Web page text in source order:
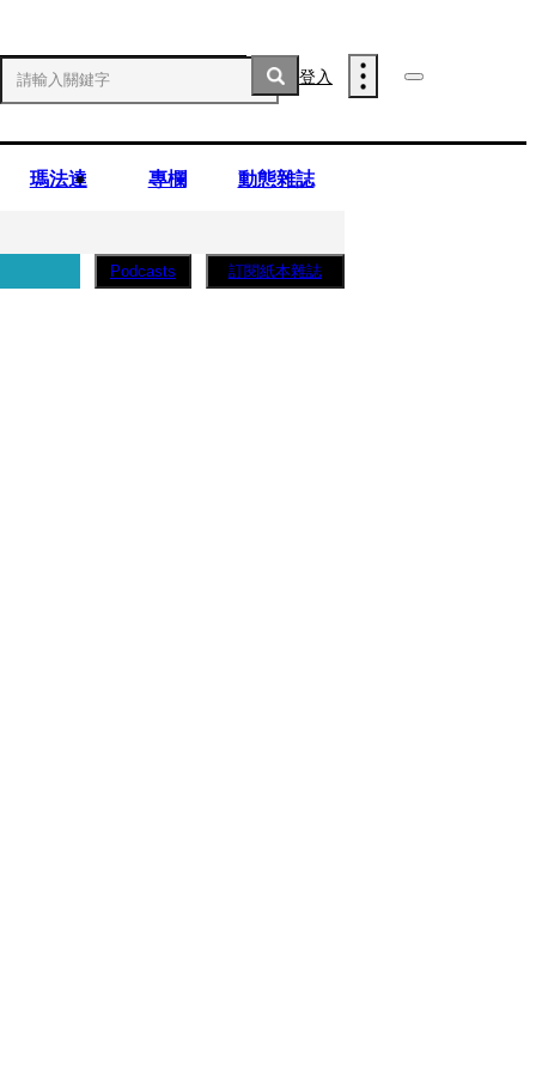
登入
瑪法達 專欄 動態雜誌
Podcasts 訂閱紙本雜誌